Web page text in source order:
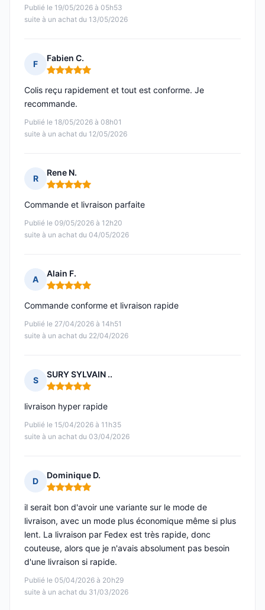
Publié le 19/05/2026 à 05h53
suite à un achat du 13/05/2026
F
Fabien C.
Note : 5 sur 5
Publié le 18/05/2026 à 08h01
suite à un achat du 12/05/2026
Colis reçu rapidement et tout est conforme. Je
recommande.
R
Rene N.
Note : 5 sur 5
Publié le 09/05/2026 à 12h20
suite à un achat du 04/05/2026
Commande et livraison parfaite
A
Alain F.
Note : 5 sur 5
Publié le 27/04/2026 à 14h51
suite à un achat du 22/04/2026
Commande conforme et livraison rapide
S
SURY SYLVAIN ..
Note : 5 sur 5
Publié le 15/04/2026 à 11h35
suite à un achat du 03/04/2026
livraison hyper rapide
D
Dominique D.
Note : 5 sur 5
Publié le 05/04/2026 à 20h29
suite à un achat du 31/03/2026
il serait bon d'avoir une variante sur le mode de
livraison, avec un mode plus économique même si plus
lent. La livraison par Fedex est très rapide, donc
couteuse, alors que je n'avais absolument pas besoin
d'une livraison si rapide.